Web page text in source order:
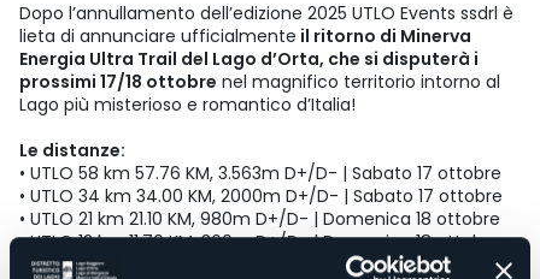
Dopo l’annullamento dell’edizione 2025 UTLO Events ssdrl è
lieta di annunciare ufficialmente il ritorno di Minerva
Energia Ultra Trail del Lago d’Orta, che si disputerà i
prossimi 17/18 ottobre nel magnifico territorio intorno al
Lago più misterioso e romantico d’Italia!
Le distanze:
• UTLO 58 km 57.76 KM, 3.563m D+/D- | Sabato 17 ottobre
• UTLO 34 km 34.00 KM, 2000m D+/D- | Sabato 17 ottobre
• UTLO 21 km 21.10 KM, 980m D+/D- | Domenica 18 ottobre
• UTLO 12 km 11.70 KM, 360m D+/D- | Domenica 18 ottobre
• UTLINO Run | Domenica 18 ottobre